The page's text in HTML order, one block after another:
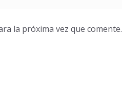
la próxima vez que comente.